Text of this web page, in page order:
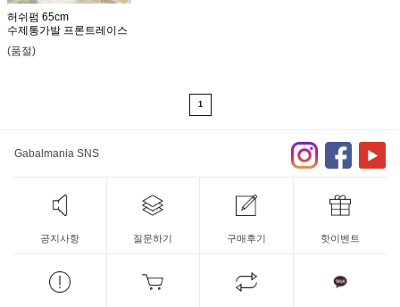
허쉬펌 65cm
수제통가발 프론트레이스
(품절)
1
Gabalmania SNS
공지사항 질문하기 구매후기 핫이벤트